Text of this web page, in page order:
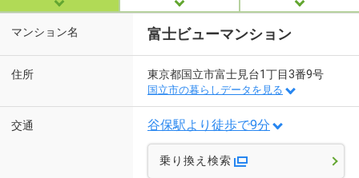
マンション名 富士ビューマンション
住所 東京都国立市富士見台1丁目3番9号
国立市の暮らしデータを見る
交通 谷保駅より徒歩で9分
乗り換え検索